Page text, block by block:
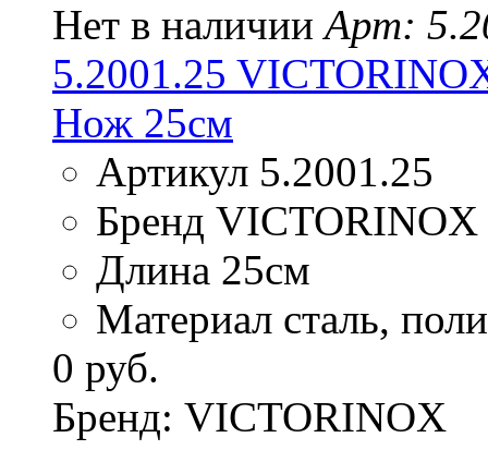
Нет в наличии Арт:
5.2001.25
Нож 25см
Артикул 5.2001.25
Бренд VICTORINOX
Длина 25см
Материал сталь,
0 руб.
Бренд: VICTORINOX